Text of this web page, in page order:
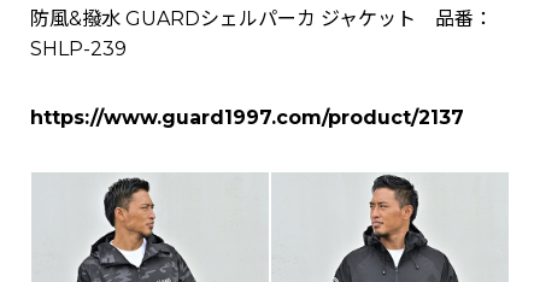
防風&撥水 GUARDシェルパーカ ジャケット 品番：
SHLP-239
https://www.guard1997.com/product/2137